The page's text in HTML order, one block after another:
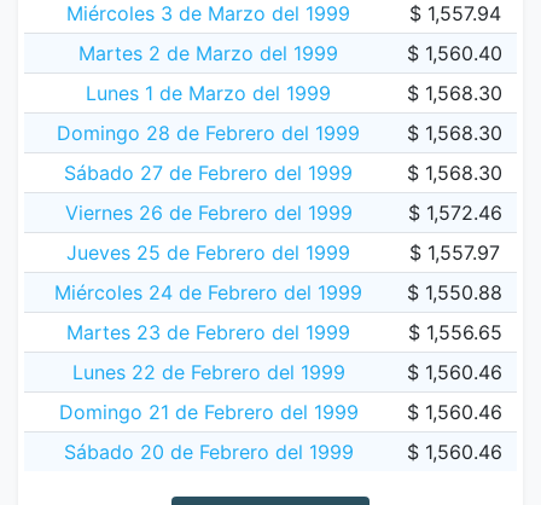
Miércoles 3 de Marzo del 1999
$ 1,557.94
Martes 2 de Marzo del 1999
$ 1,560.40
Lunes 1 de Marzo del 1999
$ 1,568.30
Domingo 28 de Febrero del 1999
$ 1,568.30
Sábado 27 de Febrero del 1999
$ 1,568.30
Viernes 26 de Febrero del 1999
$ 1,572.46
Jueves 25 de Febrero del 1999
$ 1,557.97
Miércoles 24 de Febrero del 1999
$ 1,550.88
Martes 23 de Febrero del 1999
$ 1,556.65
Lunes 22 de Febrero del 1999
$ 1,560.46
Domingo 21 de Febrero del 1999
$ 1,560.46
Sábado 20 de Febrero del 1999
$ 1,560.46